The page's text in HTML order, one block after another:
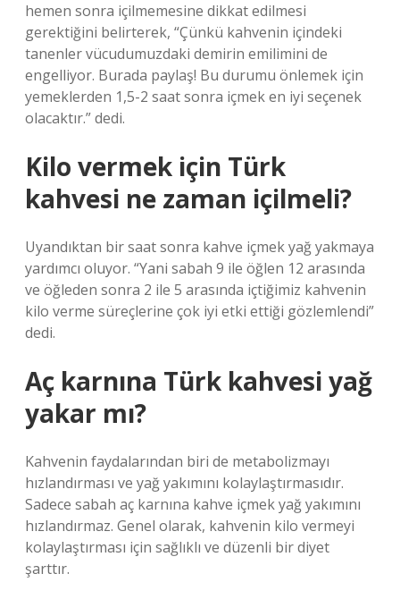
hemen sonra içilmemesine dikkat edilmesi
gerektiğini belirterek, “Çünkü kahvenin içindeki
tanenler vücudumuzdaki demirin emilimini de
engelliyor. Burada paylaş! Bu durumu önlemek için
yemeklerden 1,5-2 saat sonra içmek en iyi seçenek
olacaktır.” dedi.
Kilo vermek için Türk
kahvesi ne zaman içilmeli?
Uyandıktan bir saat sonra kahve içmek yağ yakmaya
yardımcı oluyor. “Yani sabah 9 ile öğlen 12 arasında
ve öğleden sonra 2 ile 5 arasında içtiğimiz kahvenin
kilo verme süreçlerine çok iyi etki ettiği gözlemlendi”
dedi.
Aç karnına Türk kahvesi yağ
yakar mı?
Kahvenin faydalarından biri de metabolizmayı
hızlandırması ve yağ yakımını kolaylaştırmasıdır.
Sadece sabah aç karnına kahve içmek yağ yakımını
hızlandırmaz. Genel olarak, kahvenin kilo vermeyi
kolaylaştırması için sağlıklı ve düzenli bir diyet
şarttır.